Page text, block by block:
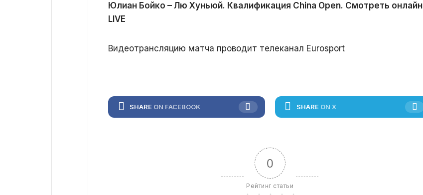
Юлиан Бойко – Лю Хуньюй. Квалификация China Open. Смотреть онлайн
LIVE
Видеотрансляцию матча проводит телеканал Eurosport
SHARE ON FACEBOOK SHARE ON X
0
Рейтинг статьи